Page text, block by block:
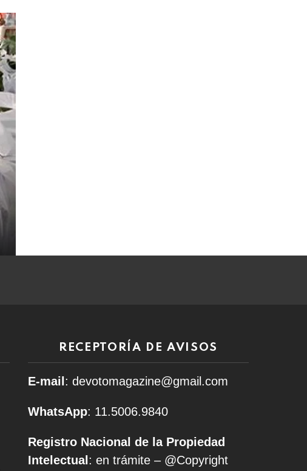
RECEPTORÍA DE AVISOS
E-mail : devotomagazine@gmail.com
WhatsApp: 11.5006.9840
Registro Nacional de la Propiedad
Intelectual : en trámite – @Copyright